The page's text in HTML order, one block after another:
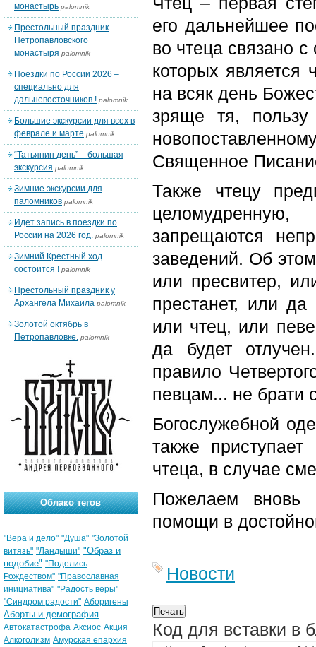
его дальнейшее
во чтеца связано
которых является
на всяк день
зряще тя, пользу
Священное
Также чтецу
запрещаются
заведений. Об
или пресвитер,
престанет, или
или чтец, или
да будет
правило
певцам... не брати
Богослужебной
также
чтеца, в случае
Пожелаем вновь
помощи в
Новости
Код для вставки в
монастырь palomnik
Престольный праздник
Петропавловского
монастыря palomnik
Поездки по России 2026 –
специально для
дальневосточников ! palomnik
Большие экскурсии для всех в
феврале и марте palomnik
“Татьянин день” – большая
экскурсия palomnik
Зимние экскурсии для
паломников palomnik
Идет запись в поездки по
России на 2026 год. palomnik
Зимний Крестный ход
состоится ! palomnik
Престольный праздник у
Архангела Михаила palomnik
Золотой октябрь в
Петропавловке. palomnik
Облако тегов
"Вера и дело" "Душа" "Золотой
витязь" "Ландыши" "Образ и
подобие" "Поделись
Рождеством" "Православная
инициатива" "Радость веры"
"Синдром радости" Аборигены
Аборты и демография
Автокатастрофа Аксиос Акция
Алкоголизм Амурская епархия